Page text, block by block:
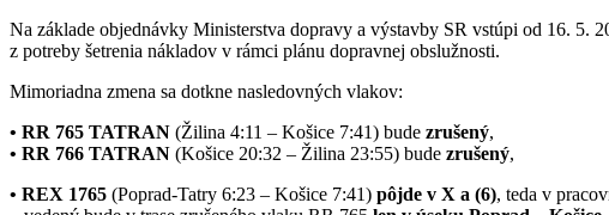
Na základe objednávky Ministerstva dopravy a výstavby SR vstúpi od 16.
z potreby šetrenia nákladov v rámci plánu dopravnej obslužnosti.
Mimoriadna zmena sa dotkne nasledovných vlakov:
• RR 765 TATRAN (Žilina 4:11 – Košice 7:41) bude zrušený,
• RR 766 TATRAN (Košice 20:32 – Žilina 23:55) bude zrušený,
• REX 1765 (Poprad-Tatry 6:23 – Košice 7:41) pôjde v X a (6), teda v